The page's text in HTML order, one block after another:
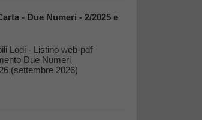
- Due Numeri - 2/2025 e
Lodi - Listino web-pdf
Due Numeri
(settembre 2026)